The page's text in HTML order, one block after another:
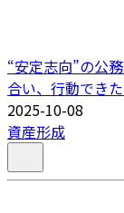
“安定志向”の公
合い、行動でき
2025-10-08
資産形成